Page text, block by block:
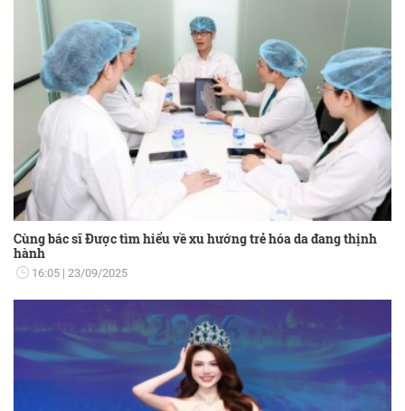
Cùng bác sĩ Được tìm hiểu về xu hướng trẻ hóa da đang thịnh
hành
16:05 23/09/2025